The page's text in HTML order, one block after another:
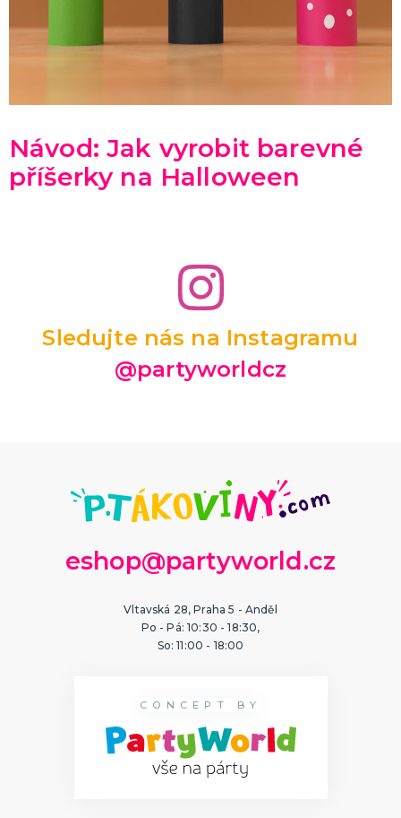
Návod: Jak vyrobit barevné
příšerky na Halloween
Sledujte nás na Instagramu
@partyworldcz
eshop@partyworld.cz
Vltavská 28, Praha 5 - Anděl
Po - Pá: 10:30 - 18:30,
So: 11:00 - 18:00
CONCEPT BY